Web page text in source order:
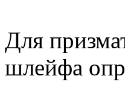
Для
шлейфа